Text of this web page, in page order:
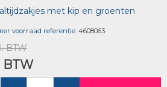
met kip en groenten
voorraad referentie: 4608063
BTW
BTW